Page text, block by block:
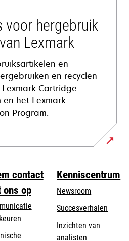
voor hergebruik
Lexmark
en
en recyclen
Cartridge
en het Lexmark
Program.
contact
ons op
Kenniscentrum
Newsroom
Succesverhalen
Inzichten van
analisten